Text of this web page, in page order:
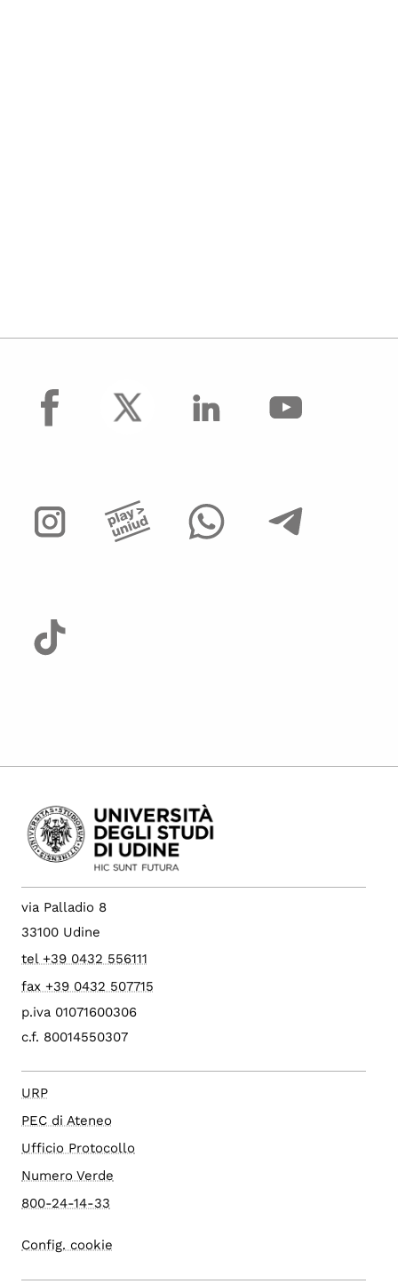
facebook
via Palladio 8
33100 Udine
tel +39 0432 556111
fax +39 0432 507715
p.iva 01071600306
c.f. 80014550307
URP
PEC di Ateneo
Ufficio Protocollo
Numero Verde
800-24-14-33
Config. cookie